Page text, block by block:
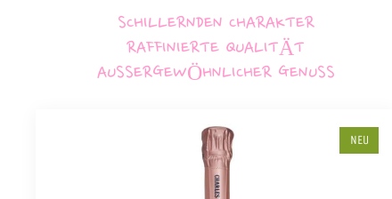
SCHILLERNDEN CHARAKTER
RAFFINIERTE QUALITÄT
AUSSERGEWÖHNLICHER GENUSS
NEU